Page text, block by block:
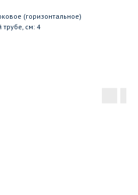
(горизонтальное)
см: 4